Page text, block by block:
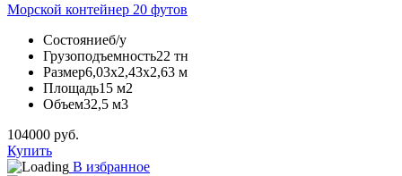
Морской контейнер 20 футов
Состояниеб/у
Грузоподъемность22 тн
Размер6,03х2,43х2,63 м
Площадь15 м2
Объем32,5 м3
104000 руб.
Купить
В избранное